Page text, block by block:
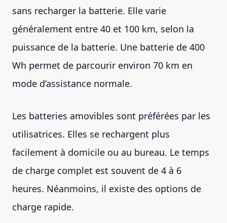
sans recharger la batterie. Elle varie
généralement entre 40 et 100 km, selon la
puissance de la batterie. Une batterie de 400
Wh permet de parcourir environ 70 km en
mode d’assistance normale.
Les batteries amovibles sont préférées par les
utilisatrices. Elles se rechargent plus
facilement à domicile ou au bureau. Le temps
de charge complet est souvent de 4 à 6
heures. Néanmoins, il existe des options de
charge rapide.